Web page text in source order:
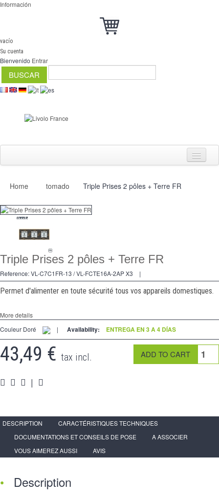
Información
vacío
Su cuenta
Bienvenido Entrar
Interruptores
regulador
2 Ways
accesorios
Apoyo
Espace PRO
Home tomado Triple Prises 2 pôles + Terre FR
Triple Prises 2 pôles + Terre FR
Reference:VL-C7C1FR-13 / VL-FCTE16A-2AP X3 |
Permet d'alimenter en toute sécurité tous vos appareils domestiques.
More details
Couleur Doré
| Availability: ENTREGA EN 3 A 4 DÍAS
43,49 € tax incl.
|
DESCRIPTION
CARACTÉRISTIQUES TECHNIQUES
DOCUMENTATIONS ET CONSEILS DE POSE
A ASSOCIER
VOUS AIMEREZ AUSSI
AVIS
Description